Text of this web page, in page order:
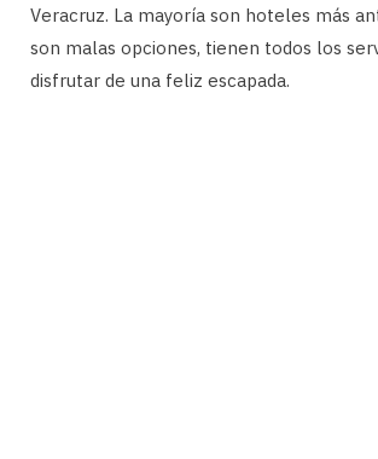
Veracruz. La mayoría son hoteles más
son malas opciones, tienen todos los
disfrutar de una feliz escapada.